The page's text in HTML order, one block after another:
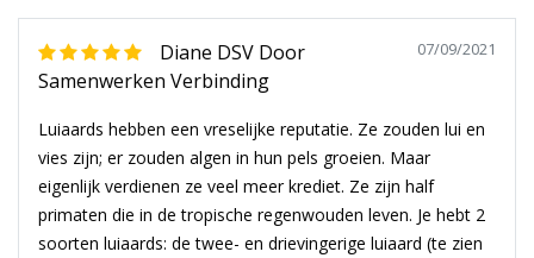
Diane DSV Door
Samenwerken Verbinding
07/09/2021
Luiaards hebben een vreselijke reputatie. Ze zouden lui en
vies zijn; er zouden algen in hun pels groeien. Maar
eigenlijk verdienen ze veel meer krediet. Ze zijn half
primaten die in de tropische regenwouden leven. Je hebt 2
soorten luiaards: de twee- en drievingerige luiaard (te zien